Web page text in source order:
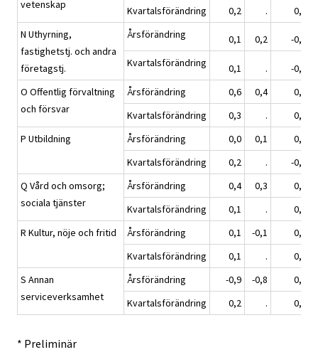
vetenskap Kvartalsförändring 0,2 .
0,8
N Uthyrning,
fastighetstj. och andra
företagstj.
Årsförändring 0,1 0,2
-0,1
Kvartalsförändring
0,1 .
-0,3
O Offentlig förvaltning
och försvar
Årsförändring 0,6 0,4
0,6
Kvartalsförändring
0,3 .
0,0
P Utbildning
Årsförändring 0,0 0,1
0,1
Kvartalsförändring
0,2 .
-0,1
Q Vård och omsorg;
sociala tjänster
Årsförändring 0,4 0,3
0,3
Kvartalsförändring
0,1 .
0,0
R Kultur, nöje och fritid
Årsförändring 0,1 -0,1
0,9
Kvartalsförändring
0,1 .
0,8
S Annan
serviceverksamhet
Årsförändring -0,9 -0,8
0,0
Kvartalsförändring
0,2 . 0,2
* Preliminär